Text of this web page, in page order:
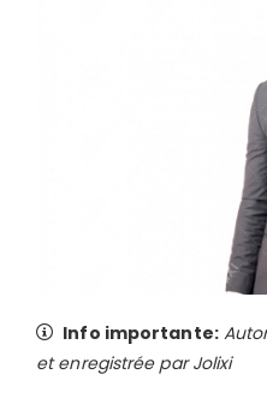
Info importante:
et enregistrée par Jolixi